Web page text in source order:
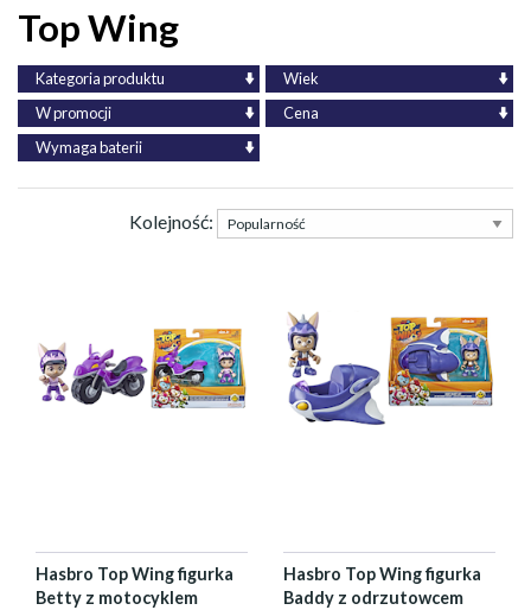
Top Wing
Kategoria produktu
Wiek
W promocji
Cena
Wymaga baterii
Kolejność:
Hasbro Top Wing figurka
Betty z motocyklem
Hasbro Top Wing figurka
Baddy z odrzutowcem